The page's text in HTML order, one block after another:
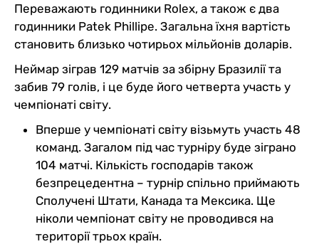
Переважають годинники Rolex, а також є два
годинники Patek Phillipe. Загальна їхня вартість
становить близько чотирьох мільйонів доларів.
Неймар зіграв 129 матчів за збірну Бразилії та
забив 79 голів, і це буде його четверта участь у
чемпіонаті світу.
Вперше у чемпіонаті світу візьмуть участь 48
команд. Загалом під час турніру буде зіграно
104 матчі. Кількість господарів також
безпрецедентна – турнір спільно приймають
Сполучені Штати, Канада та Мексика. Ще
ніколи чемпіонат світу не проводився на
території трьох країн.